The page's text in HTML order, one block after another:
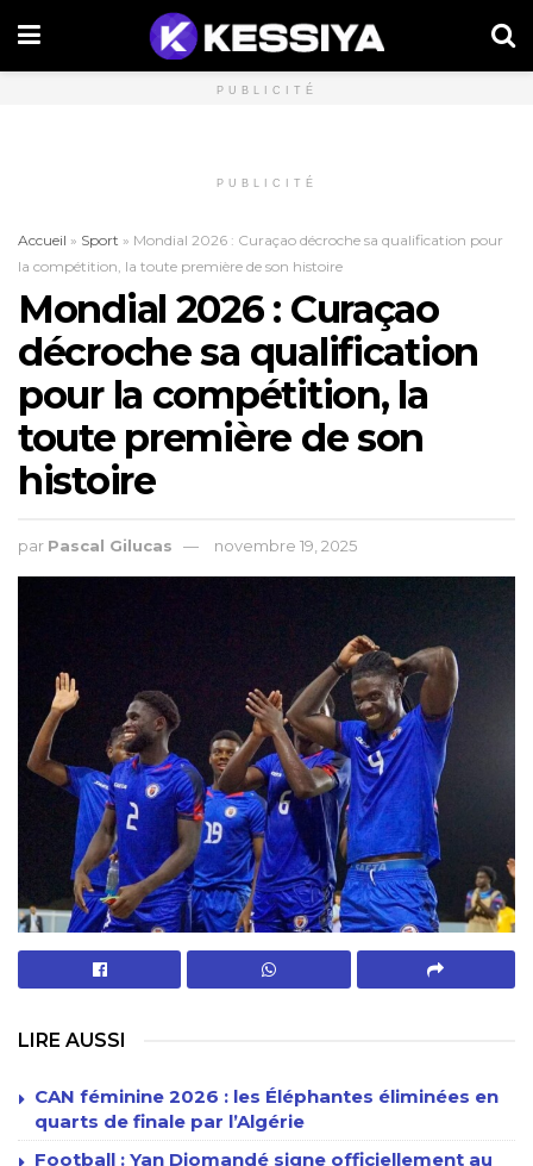
PUBLICITÉ
PUBLICITÉ
Accueil » Sport » Mondial 2026 : Curaçao décroche sa qualification pour
la compétition, la toute première de son histoire
Mondial 2026 : Curaçao
décroche sa qualification
pour la compétition, la
toute première de son
histoire
par Pascal Gilucas novembre 19, 2025
LIRE AUSSI
CAN féminine 2026 : les Éléphantes éliminées en
quarts de finale par l’Algérie
Football : Yan Diomandé signe officiellement au